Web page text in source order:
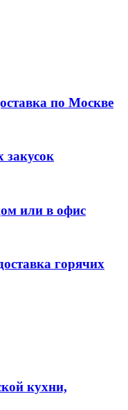
по Москве
закусок
или в офис
горячих
кухни,